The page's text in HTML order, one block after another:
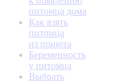
питомца дома
Как взять
питомца
из приюта
Беременность
у питомца
Выбрать